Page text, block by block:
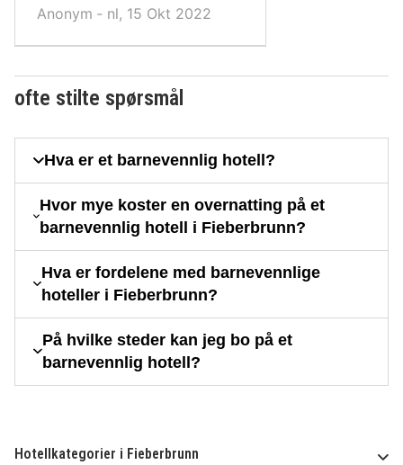
Anonym ‐ nl, 15 Okt 2022
ofte stilte spørsmål
Hva er et barnevennlig hotell?
Hvor mye koster en overnatting på et
barnevennlig hotell i Fieberbrunn?
Hva er fordelene med barnevennlige
hoteller i Fieberbrunn?
På hvilke steder kan jeg bo på et
barnevennlig hotell?
Hotellkategorier i Fieberbrunn